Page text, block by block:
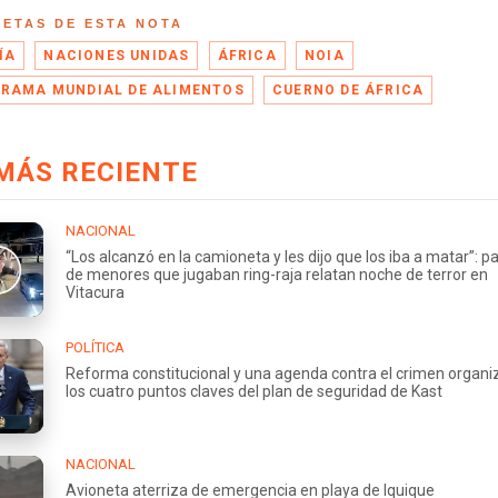
DE ESTA NOTA
NACIONES UNIDAS ÁFRICA NOIA
MUNDIAL DE ALIMENTOS CUERNO DE ÁFRICA
RECIENTE
NACIONAL
“Los alcanzó en la camioneta y les dijo que los iba a matar”:
de menores que jugaban ring-raja relatan noche de terror en
Vitacura
POLÍTICA
Reforma constitucional y una agenda contra el crimen
los cuatro puntos claves del plan de seguridad de Kast
NACIONAL
Avioneta aterriza de emergencia en playa de Iquique